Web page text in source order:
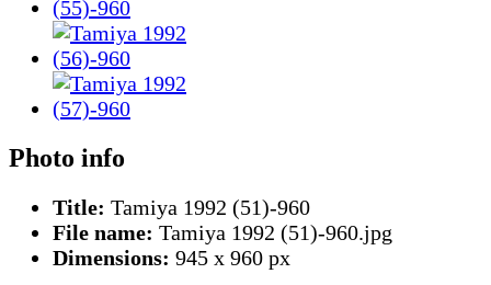
Photo info
Title: Tamiya 1992 (51)-960
File name: Tamiya 1992 (51)-960.jpg
Dimensions: 945 x 960 px